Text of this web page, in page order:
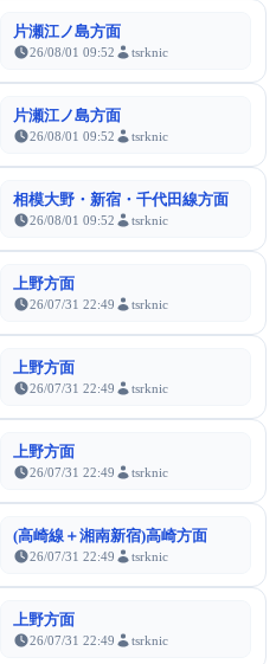
片瀬江ノ島方面
26/08/01 09:52 tsrknic
片瀬江ノ島方面
26/08/01 09:52 tsrknic
相模大野・新宿・千代田線方面
26/08/01 09:52 tsrknic
上野方面
26/07/31 22:49 tsrknic
上野方面
26/07/31 22:49 tsrknic
上野方面
26/07/31 22:49 tsrknic
(高崎線＋湘南新宿)高崎方面
26/07/31 22:49 tsrknic
上野方面
26/07/31 22:49 tsrknic